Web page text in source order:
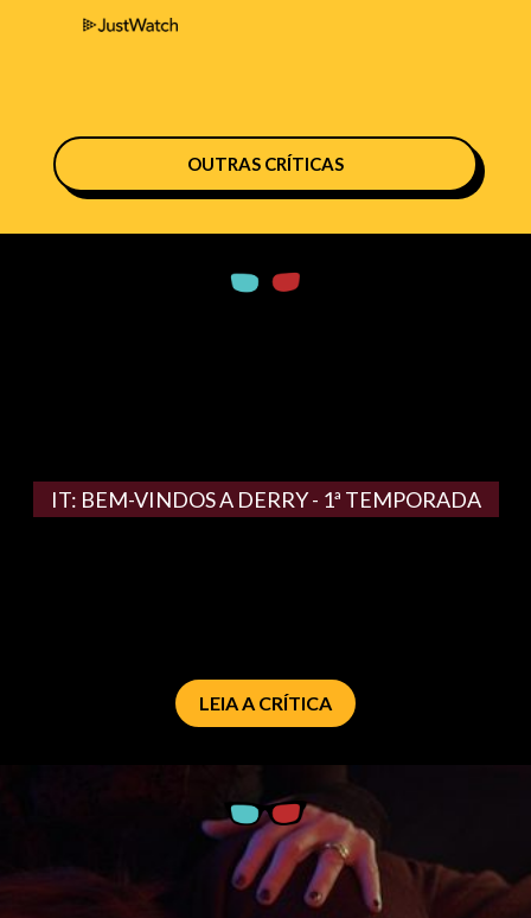
OUTRAS CRÍTICAS
IT: BEM-VINDOS A DERRY - 1ª TEMPORADA
LEIA A CRÍTICA